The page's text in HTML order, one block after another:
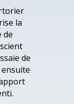
la
de
de